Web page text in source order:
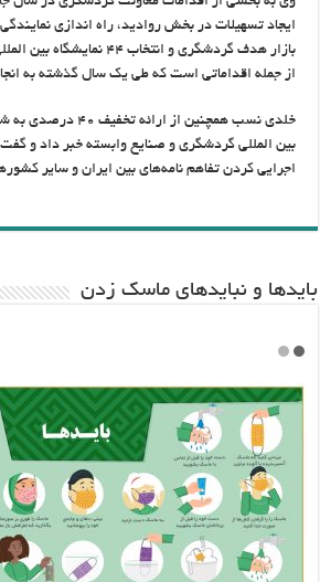
بازار هدف گردشگری و انتخاب
از جمله اقداماتی است که طی یک سال گذشته به
خلدی نسب همچنین از
بین المللی گردشگری و صنایع وابسته خبر داد و
اجرایی کردن تفاهم نامه‌های بین ایران و سایر
باید‌ها و نبایدهای ماسک زدن